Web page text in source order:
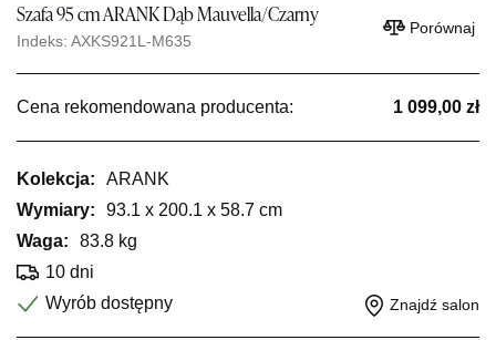
Szafa 95 cm ARANK Dąb Mauvella/Czarny
Indeks: AXKS921L-M635
Porównaj
Cena rekomendowana producenta: 1 099,00 zł
Kolekcja:
ARANK
Wymiary:
93.1 x 200.1 x 58.7 cm
Waga:
83.8 kg
10 dni
Wyrób dostępny
Znajdź salon